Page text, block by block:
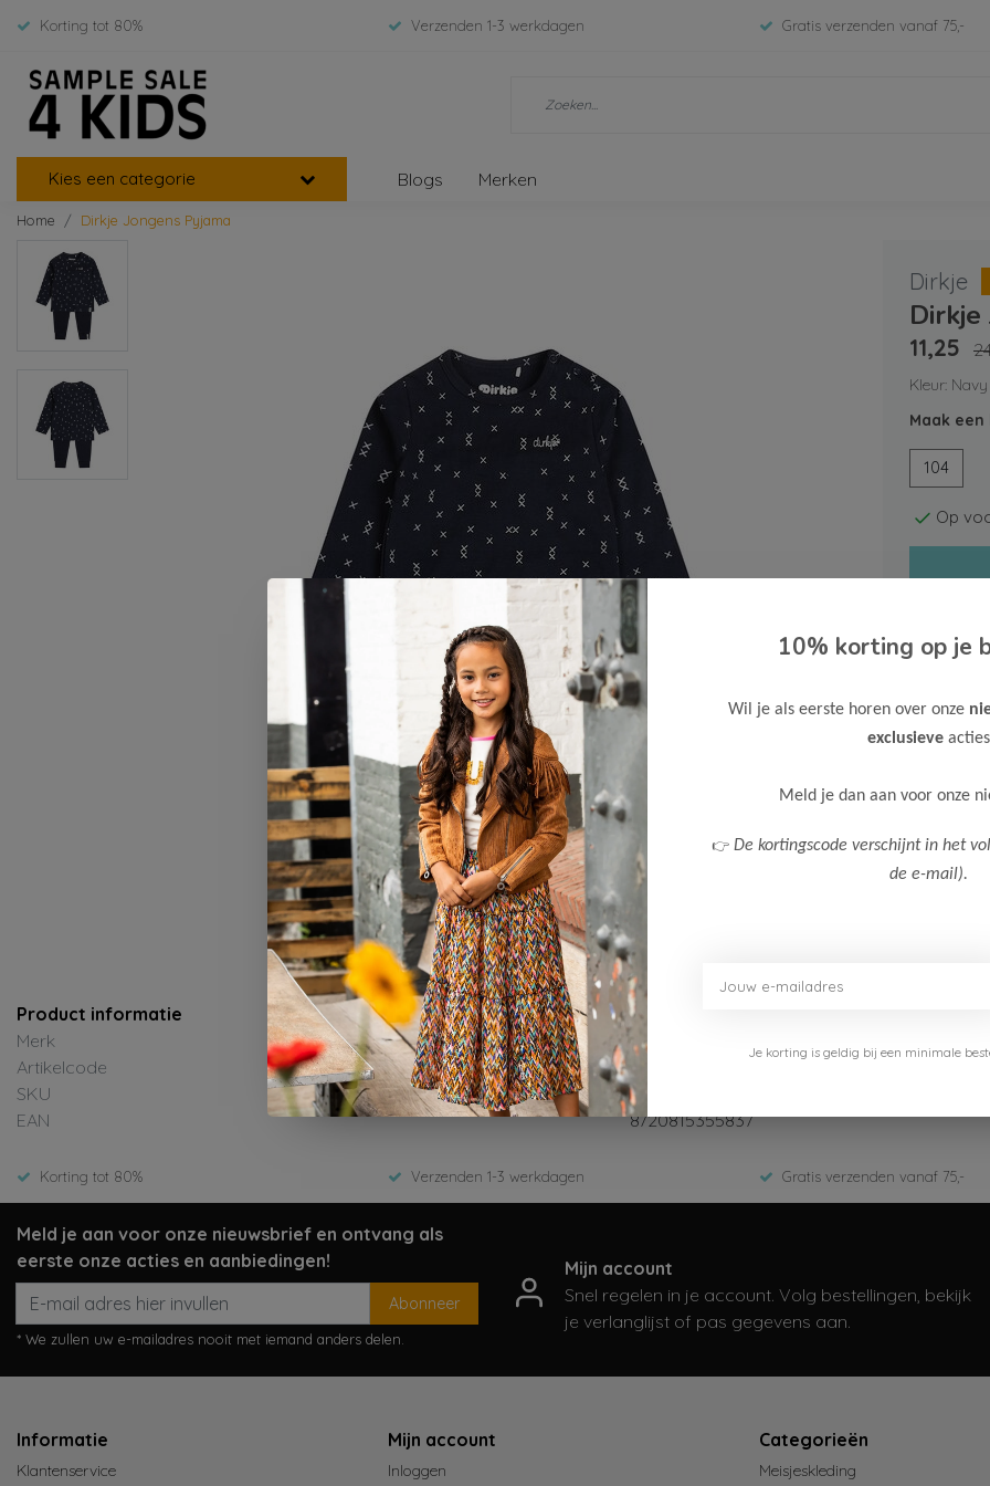
Korting tot 80% Verzenden 1-3 werkdagen Gratis verzenden vanaf 75,-
Kies een categorie Blogs Merken
Home Dirkje Jongens Pyjama
Dirkje
Dirkje
11,25
Kleur:
Maak een
104
Op
Gratis
Meer
Product informatie
Merk
Dirkje
Artikelcode
SKU
NOOS / basics
EAN
8720815355837
Korting tot 80% Verzenden 1-3 werkdagen Gratis verzenden vanaf 75,-
Meld je aan voor onze nieuwsbrief en ontvang als
eerste onze acties en aanbiedingen!
Abonneer
* We zullen uw e-mailadres nooit met iemand anders delen.
Mijn account
Snel regelen in je account. Volg bestellingen, bekijk
je verlanglijst of pas gegevens aan.
Informatie
Klantenservice
Mijn account
Inloggen
Categorieën
Meisjeskleding
10% korting op je
Wil je als eerste horen over onze
exclusieve
Meld je dan aan voor onze
👉 De kortingscode verschijnt in het
de e-mail).
Je korting is geldig bij een minimale